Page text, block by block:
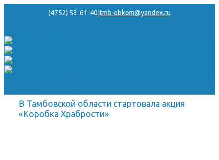
(4752) 53-61-40 tmb-obkom@yandex.ru
В Тамбовской области стартовала акция
«Коробка Храбрости»